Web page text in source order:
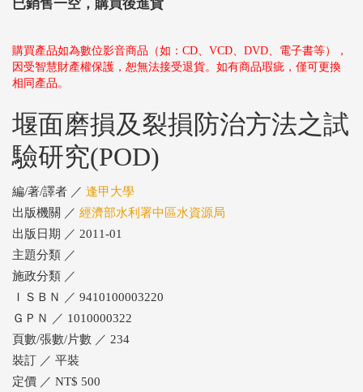
已銷售一空，購買後進貨
購買產品如為數位影音商品（如：CD、VCD、DVD、電子書等），
因受智慧財產權保護，恕無法接受退貨。如有商品瑕疵，僅可更換
相同產品。
堰面磨損及裂損防治方法之試
驗研究(POD)
編/著/譯者 ／ 逢甲大學
出版機關 ／ 經濟部水利署中區水資源局
出版日期 ／ 2011-01
主題分類 ／
施政分類 ／
ＩＳＢＮ ／ 9410100003220
ＧＰＮ ／ 1010000322
頁數/張數/片數 ／ 234
裝訂 ／ 平裝
定價 ／ NT$ 500